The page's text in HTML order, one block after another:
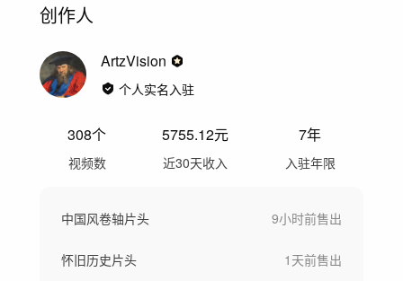
创作人
ArtzVision
个人实名入驻
308个
视频数
5755.12元
近30天收入
7年
入驻年限
中国风卷轴片头 9小时前售出
怀旧历史片头 1天前售出